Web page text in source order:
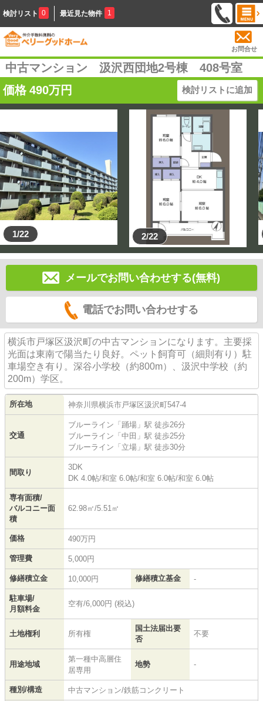
検討リスト 0 最近見た物件 1
お問合せ
中古マンション 汲沢西団地2号棟 408号室
価格 490万円 検討リストに追加
1/22 2/22
メールでお問い合わせする(無料)
電話でお問い合わせする
横浜市戸塚区汲沢町の中古マンションになります。主要採
光面は東南で陽当たり良好。ペット飼育可（細則有り）駐
車場空き有り。深谷小学校（約800m）、汲沢中学校（約
200m）学区。
所在地 神奈川県横浜市戸塚区汲沢町547-4
交通
ブルーライン 「 踊場 」駅 徒歩26分
ブルーライン 「 中田 」駅 徒歩25分
ブルーライン 「 立場 」駅 徒歩30分
間取り
3DK
DK 4.0帖/和室 6.0帖/和室 6.0帖/和室 6.0帖
専有面積/
バルコニー面
積
62.98㎡/5.51㎡
価格 490万円
管理費 5,000円
修繕積立金 10,000円 修繕積立基金 -
駐車場/
月額料金
空有/6,000円 (税込)
土地権利 所有権
国土法届出要
否
不要
用途地域
第一種中高層住
居専用
地勢 -
種別/構造 中古マンション/鉄筋コンクリート